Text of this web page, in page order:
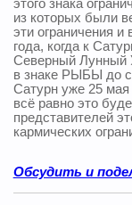
этого знака
из которых были
эти ограничения и
года, когда к
Северный Лунный
в знаке РЫБЫ до
Сатурн уже 25 мая
всё равно это
представителей
кармических
Обсудить и